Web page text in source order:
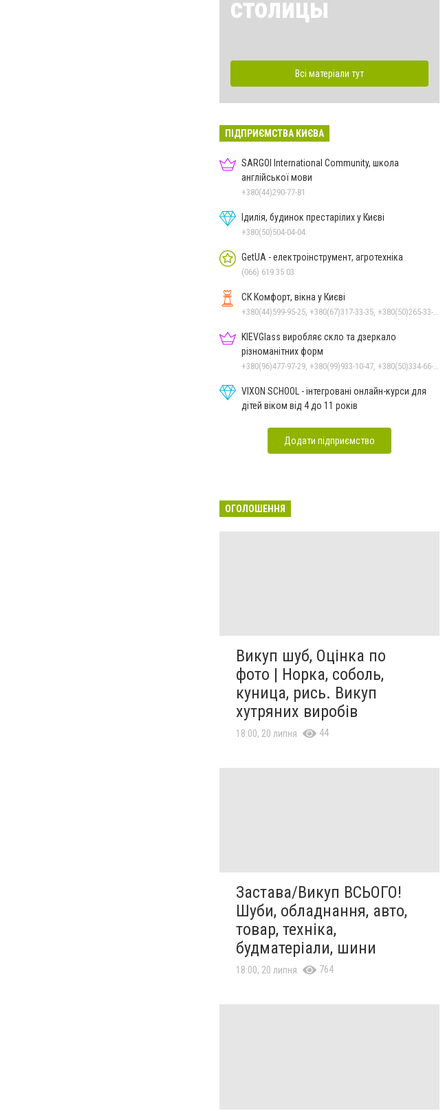
столицы
Всі матеріали тут
ПІДПРИЄМСТВА КИЄВА
SARGOI International Community, школа
англійської мови
+380(44)290-77-81
Ідилія, будинок престарілих у Києві
+380(50)504-04-04
GetUA - електроінструмент, агротехніка
(066) 619 35 03
СК Комфорт, вікна у Києві
KIEVGlass виробляє скло та дзеркало
різноманітних форм
VIXON SCHOOL - інтегровані онлайн-курси для
дітей віком від 4 до 11 років
Додати підприємство
ОГОЛОШЕННЯ
Викуп шуб, Оцінка по
фото | Норка, соболь,
куница, рись. Викуп
хутряних виробів
18:00, 20 липня 44
Застава/Викуп ВСЬОГО!
Шуби, обладнання, авто,
товар, техніка,
будматеріали, шини
18:00, 20 липня 764